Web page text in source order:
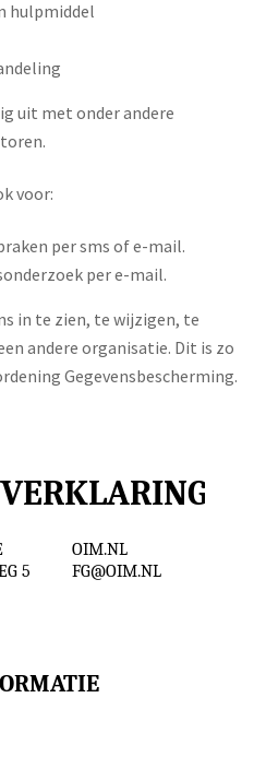
hulpmiddel
uit met onder andere
voor:
per sms of e-mail.
per e-mail.
in te zien, te wijzigen, te
andere organisatie. Dit is zo
Gegevensbescherming.